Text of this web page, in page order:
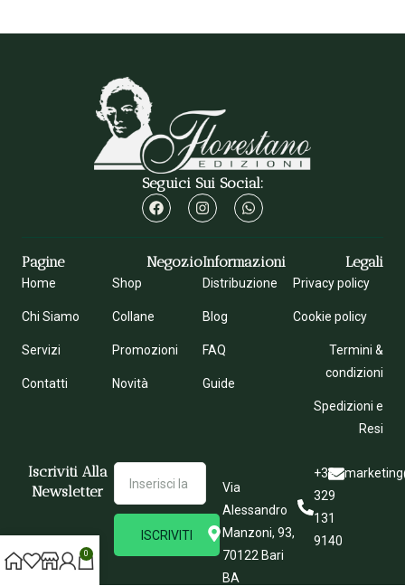
Seguici Sui Social:
Pagine
Home
Chi Siamo
Servizi
Contatti
Negozio
Shop
Collane
Promozioni
Novità
Informazioni
Distribuzione
Blog
FAQ
Guide
Legali
Privacy policy
Cookie policy
Termini &
condizioni
Spedizioni e
Resi
Iscriviti Alla
Newsletter
ISCRIVITI
Via
Alessandro
Manzoni, 93,
70122 Bari
BA
+39
329
131
9140
0